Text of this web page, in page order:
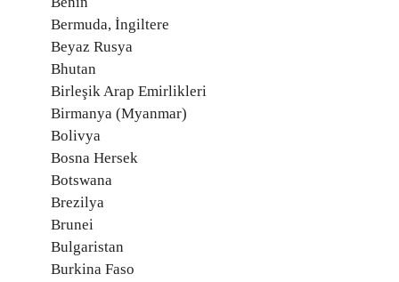
Bermuda, İngiltere
Beyaz Rusya
Bhutan
Birleşik Arap Emirlikleri
Birmanya (Myanmar)
Bolivya
Bosna Hersek
Botswana
Brezilya
Brunei
Bulgaristan
Burkina Faso